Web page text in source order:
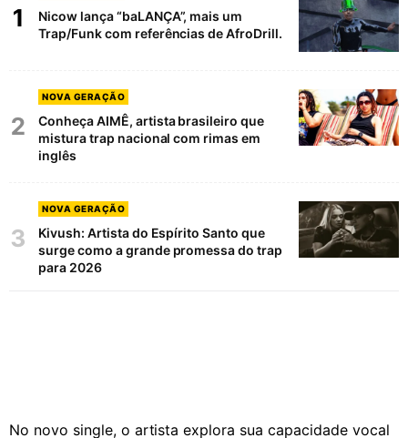
1
Nicow lança “baLANÇA”, mais um
Trap/Funk com referências de AfroDrill.
2
NOVA GERAÇÃO
Conheça AIMÊ, artista brasileiro que
mistura trap nacional com rimas em
inglês
3
NOVA GERAÇÃO
Kivush: Artista do Espírito Santo que
surge como a grande promessa do trap
para 2026
No novo single, o artista explora sua capacidade vocal